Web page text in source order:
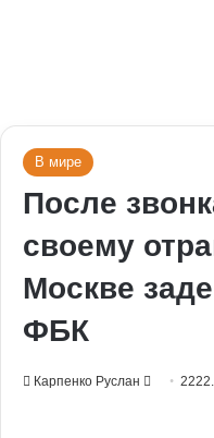
В мире
После
своему
Москве
ФБК
Карпенко Руслан
Send